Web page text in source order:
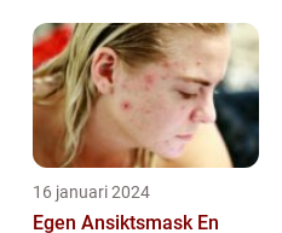
16 januari 2024
Egen Ansiktsmask En